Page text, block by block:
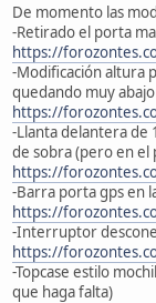
De momento las
-Retirado el porta
https://
-Modificación altura
quedando muy
https://
-Llanta delantera de
de sobra (pero en
https://
-Barra porta gps en
https://
-Interruptor
https://
-Topcase estilo
que haga falta)